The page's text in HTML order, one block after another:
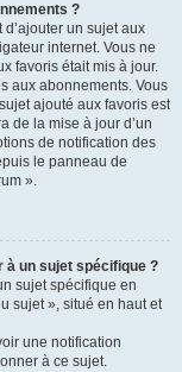
?
un sujet aux
internet. Vous ne
favoris était mis à jour.
aux abonnements. Vous
ajouté aux favoris est
de la mise à jour d’un
de notification des
le panneau de
».
à un sujet spécifique ?
sujet spécifique en
sujet », situé en haut et
une notification
à ce sujet.